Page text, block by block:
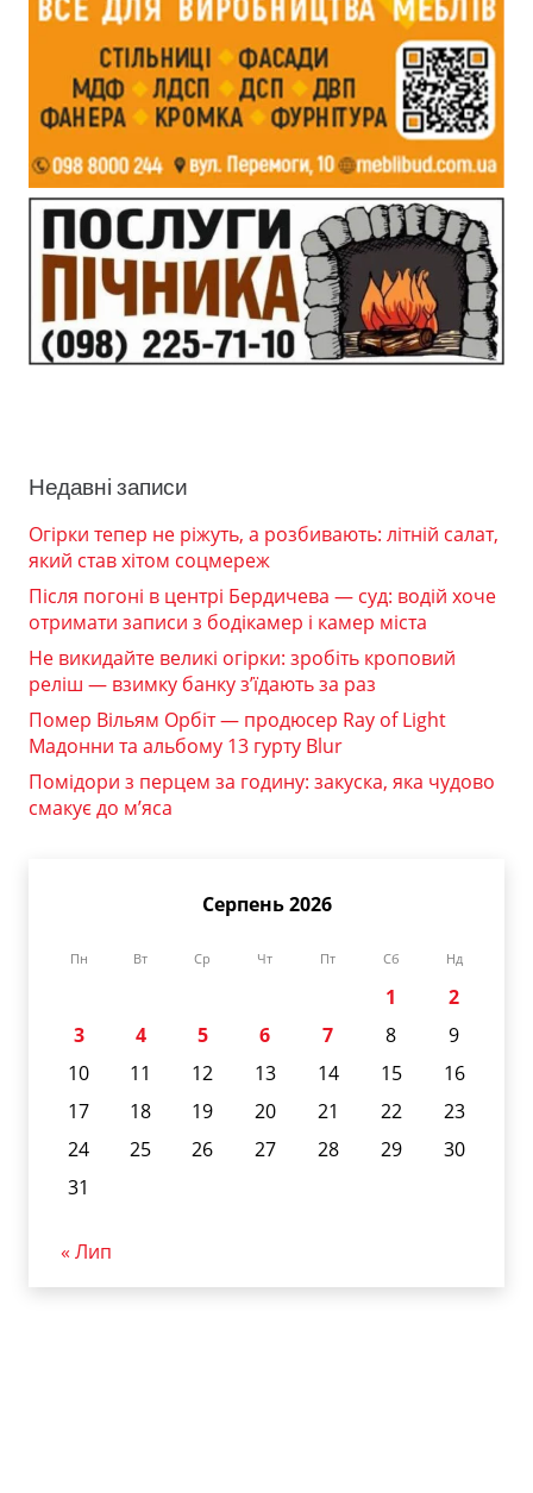
Недавні записи
Огірки тепер не ріжуть, а розбивають: літній салат,
який став хітом соцмереж
Після погоні в центрі Бердичева — суд: водій хоче
отримати записи з бодікамер і камер міста
Не викидайте великі огірки: зробіть кроповий
реліш — взимку банку з’їдають за раз
Помер Вільям Орбіт — продюсер Ray of Light
Мадонни та альбому 13 гурту Blur
Помідори з перцем за годину: закуска, яка чудово
смакує до м’яса
Серпень 2026
Пн Вт Ср Чт Пт Сб Нд
1
2
3
4 5 6 7 8
9
10
11 12 13 14 15
16
17
18 19 20 21 22
23
24
25 26 27 28 29
30
31
« Лип